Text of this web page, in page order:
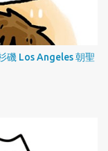
磯 Los Angeles 朝聖